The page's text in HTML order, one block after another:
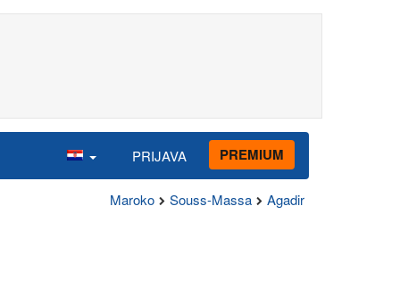
PRIJAVA PREMIUM
Maroko Souss-Massa Agadir